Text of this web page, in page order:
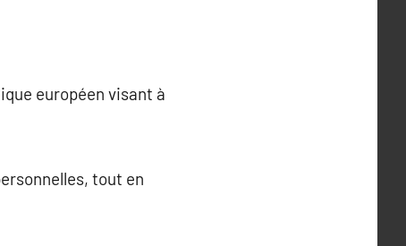
européen visant à
tout en